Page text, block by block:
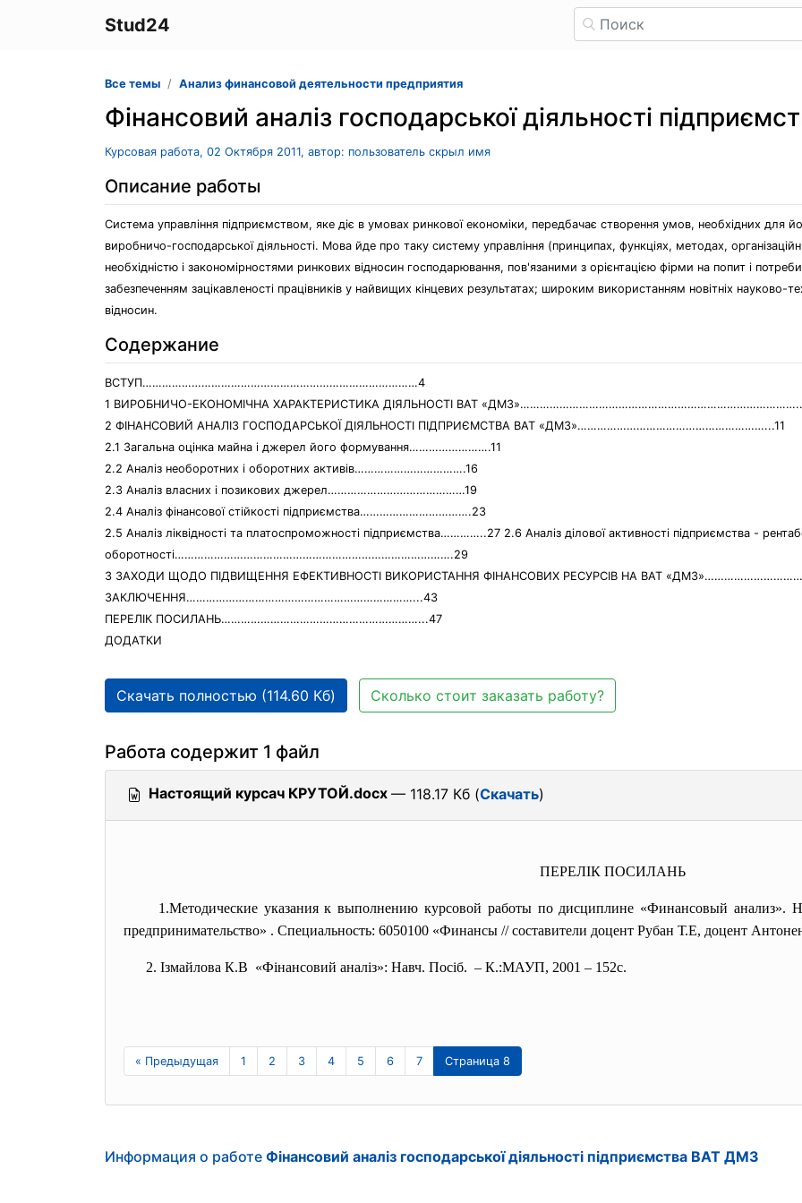
Stud24
Все темы Анализ финансовой деятельности предприятия
Фінансовий аналіз господарської діяльності
Курсовая работа, 02 Октября 2011, автор: пользователь скрыл имя
Описание работы
Система управління підприємством, яке діє в умовах ринкової економіки, передбачає створення умов, необхідних для
виробничо-господарської діяльності. Мова йде про таку систему управління (принципах, функціях, методах,
необхідністю і закономірностями ринкових відносин господарювання, пов'язаними з орієнтацією фірми на попит і
забезпеченням зацікавленості працівників у найвищих кінцевих результатах; широким використанням новітніх науково-
відносин.
Содержание
ВСТУП…………………………………………………………………………4
1 ВИРОБНИЧО-ЕКОНОМІЧНА ХАРАКТЕРИСТИКА ДІЯЛЬНОСТІ ВАТ
2 ФІНАНСОВИЙ АНАЛІЗ ГОСПОДАРСЬКОЇ ДІЯЛЬНОСТІ ПІДПРИЄМСТВА ВАТ «ДМЗ»…………………………………………………...11
2.1 Загальна оцінка майна і джерел його формування…………………….11
2.2 Аналіз необоротних і оборотних активів…………………………….16
2.3 Аналіз власних і позикових джерел……………………………………19
2.4 Аналіз фінансової стійкості підприємства…………………………….23
2.5 Аналіз ліквідності та платоспроможності підприємства…………..27 2.6 Аналіз ділової активності підприємства -
оборотності………………………………………………………………………….29
3 ЗАХОДИ ЩОДО ПІДВИЩЕННЯ ЕФЕКТИВНОСТІ ВИКОРИСТАННЯ ФІНАНСОВИХ РЕСУРСІВ НА ВАТ
ЗАКЛЮЧЕННЯ……………………………………………………………...43
ПЕРЕЛІК ПОСИЛАНЬ……………………………………………………...47
ДОДАТКИ
Скачать полностью (114.60 Кб) Сколько стоит заказать работу?
Работа содержит 1 файл
Настоящий курсач КРУТОЙ.docx — 118.17 Кб (Скачать)
ПЕРЕЛІК ПОСИЛАНЬ
1.Методические указания к выполнению курсовой работы по дисциплине «Финансовый анализ».
предпринимательство» . Специальность: 6050100 «Финансы // составители доцент Рубан Т.Е, доцент
2. Ізмайлова К.В «Фінансовий аналіз»: Навч. Посіб. – К.:МАУП, 2001 – 152с.
« Предыдущая 1 2 3 4 5 6 7 Страница 8
Информация о работе Фінансовий аналіз господарської діяльності підприємства ВАТ ДМЗ